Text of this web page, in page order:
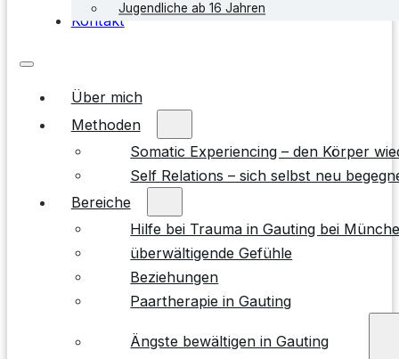
Jugendliche ab 16 Jahren
Kontakt
Über mich
Methoden
Somatic Experiencing – den Körper
Self Relations – sich selbst neu
Bereiche
Hilfe bei Trauma in Gauting bei
überwältigende Gefühle
Beziehungen
Paartherapie in Gauting
Ängste bewältigen in Gauting